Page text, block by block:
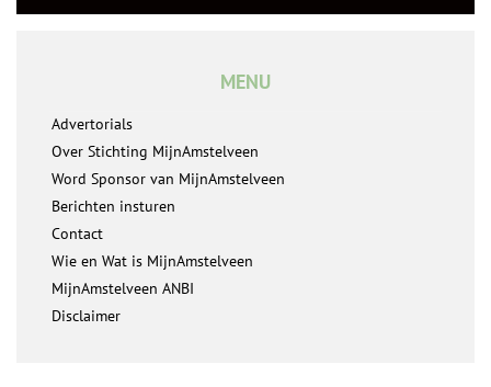
MENU
Advertorials
Over Stichting MijnAmstelveen
Word Sponsor van MijnAmstelveen
Berichten insturen
Contact
Wie en Wat is MijnAmstelveen
MijnAmstelveen ANBI
Disclaimer